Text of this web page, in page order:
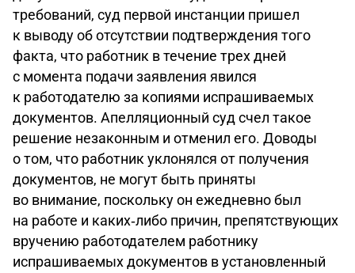
требований, суд первой инстанции пришел
к выводу об отсутствии подтверждения того
факта, что работник в течение трех дней
с момента подачи заявления явился
к работодателю за копиями испрашиваемых
документов. Апелляционный суд счел такое
решение незаконным и отменил его. Доводы
о том, что работник уклонялся от получения
документов, не могут быть приняты
во внимание, поскольку он ежедневно был
на работе и каких‑либо причин, препятствующих
вручению работодателем работнику
испрашиваемых документов в установленный